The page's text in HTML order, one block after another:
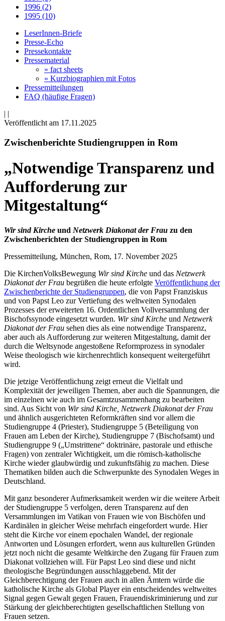
1996 (2)
1995 (10)
LeserInnen-Briefe
Presse-Echo
Pressekontakte
Pressematerial
» fact sheets
» Kurzbiographien mit Fotos
Pressemitteilungen
FAQ (häufige Fragen)
| |
Veröffentlicht am 17­.11.2025
Zwischenberichte Studiengruppen in Rom
„Notwendige Transparenz und
Aufforderung zur
Mitgestaltung“
Wir sind Kirche und Netzwerk Diakonat der Frau zu den
Zwischenberichten der Studiengruppen in Rom
Pressemitteilung, München, Rom, 17. November 2025
Die KirchenVolksBewegung Wir sind Kirche und das Netzwerk
Diakonat der Frau begrüßen die heute erfolgte Veröffentlichung der
Zwischenberichte der Studiengruppen, die von Papst Franziskus
und von Papst Leo zur Vertiefung des weltweiten Synodalen
Prozesses der erweiterten 16. Ordentlichen Vollversammlung der
Bischofssynode eingesetzt wurden. Wir sind Kirche und Netzwerk
Diakonat der Frau sehen dies als eine notwendige Transparenz,
aber auch als Aufforderung zur weiteren Mitgestaltung, damit der
durch die Weltsynode angestoßene Reformprozess in synodaler
Weise theologisch wie kirchenrechtlich konsequent weitergeführt
wird.
Die jetzige Veröffentlichung zeigt erneut die Vielfalt und
Komplexität der jeweiligen Themen, aber auch die Spannungen, die
im einzelnen wie auch im Gesamtzusammenhang zu bearbeiten
sind. Aus Sicht von Wir sind Kirche, Netzwerk Diakonat der Frau
und ähnlich ausgerichteten Reformkräften sind vor allem die
Studiengruppe 4 (Priester), Studiengruppe 5 (Beteiligung von
Frauen am Leben der Kirche), Studiengruppe 7 (Bischofsamt) und
Studiengruppe 9 („Umstrittene“ doktrinäre, pastorale und ethische
Fragen) von zentraler Wichtigkeit, um die römisch-katholische
Kirche wieder glaubwürdig und zukunftsfähig zu machen. Diese
Thematiken bilden auch die Schwerpunkte des Synodalen Weges in
Deutschland.
Mit ganz besonderer Aufmerksamkeit werden wir die weitere Arbeit
der Studiengruppe 5 verfolgen, deren Transparenz auf den
Versammlungen im Vatikan von Frauen wie von Bischöfen und
Kardinälen in gleicher Weise mehrfach eingefordert wurde. Hier
steht die Kirche vor einem epochalen Wandel, der regionale
Antworten und Lösungen erfordert, wenn aus kulturellen Gründen
jetzt noch nicht die gesamte Weltkirche den Zugang für Frauen zum
Diakonat vollziehen will. Für Papst Leo sind diese und nicht
theologische Begründungen ausschlaggebend. Mit der
Gleichberechtigung der Frauen auch in allen Ämtern würde die
katholische Kirche als Global Player ein entscheidendes weltweites
Signal gegen Gewalt gegen Frauen, Frauendiskriminierung und zur
Stärkung der gleichberechtigten gesellschaftlichen Stellung von
Frauen setzen.